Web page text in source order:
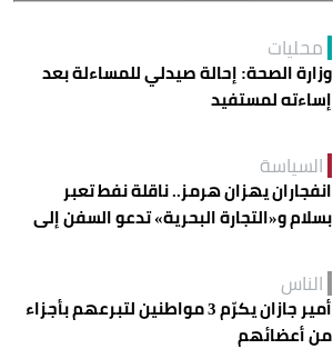
محليات
وزارة الصحة: إحالة صيدلي للمساءلة بعد
إساءته لمستفيد
السياسة
انفجاران يهزان هرمز.. ناقلة نفط تعبر
بسلام و«التجارة البحرية» تدعو السفن إلى
الناس
أمير جازان يكرّم 3 مواطنين لتبرعهم بأجزاء
من أعضائهم